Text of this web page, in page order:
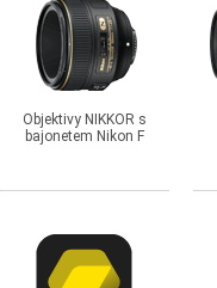
Objektivy NIKKOR s
bajonetem Nikon F